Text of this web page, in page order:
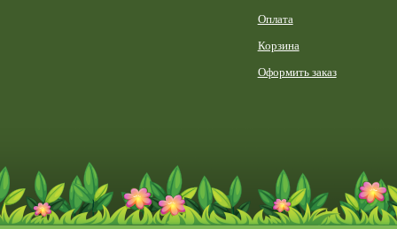
Оплата
Корзина
Оформить заказ